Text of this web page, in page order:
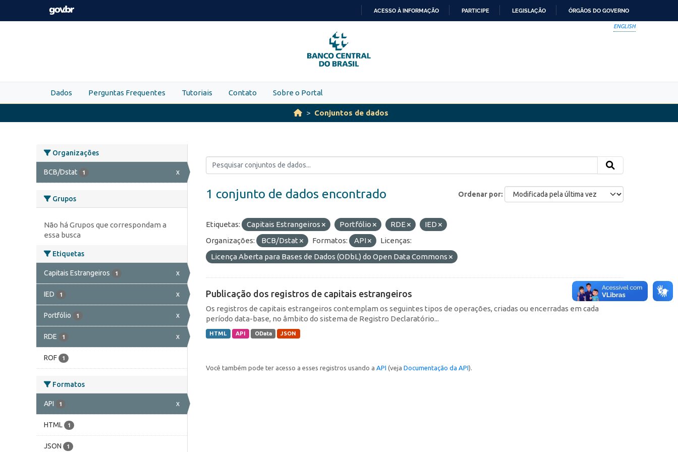
Skip to main content
PARA
O
CONTEÚDO
ACESSO À INFORMAÇÃO PARTICIPE LEGISLAÇÃO ÓRGÃOS DO GOVERNO
ENGLISH
Dados Perguntas Frequentes Tutoriais Contato Sobre o Portal
Conjuntos de dados
Organizações
BCB/Dstat 1 x
Grupos
Não há Grupos que correspondam a
essa busca
Etiquetas
Capitais Estrangeiros 1 x
IED 1 x
Portfólio 1 x
RDE 1 x
ROF 1
Formatos
API 1 x
HTML 1
JSON 1
Ordenar por
1 conjunto de dados encontrado
Etiquetas: Capitais Estrangeiros Portfólio RDE
IED
Organizações:
BCB/Dstat Formatos: API
Licenças:
Licença Aberta para Bases de Dados (ODbL) do Open Data Commons
Publicação dos registros de capitais estrangeiros
Os registros de capitais estrangeiros contemplam os seguintes tipos de operações, criadas ou encerradas em cada
período data-base, no âmbito do sistema de Registro Declaratório...
HTML API OData JSON
Você também pode ter acesso a esses registros usando a API (veja Documentação da API).